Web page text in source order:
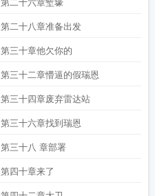
第二十六章堑壕
第二十八章准备出发
第三十章他欠你的
第三十二章懵逼的假瑞恩
第三十四章废弃雷达站
第三十六章找到瑞恩
第三十八 章部署
第四十章来了